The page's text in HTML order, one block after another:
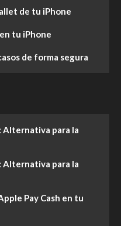
de tu iPhone
tu iPhone
de forma segura
Alternativa para la
Alternativa para la
Pay Cash en tu